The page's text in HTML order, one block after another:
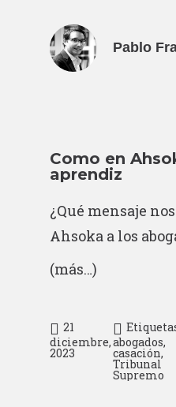
Pablo
Como en
aprendiz
¿Qué mensaje
Ahsoka a los
(más…)
21
diciembre,
2023
abogados,
casación,
Tribunal
Supremo